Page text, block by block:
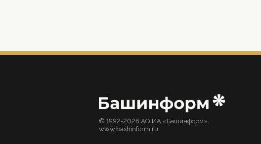
© 1992-2026 АО ИА «Башинформ».
www.bashinform.ru